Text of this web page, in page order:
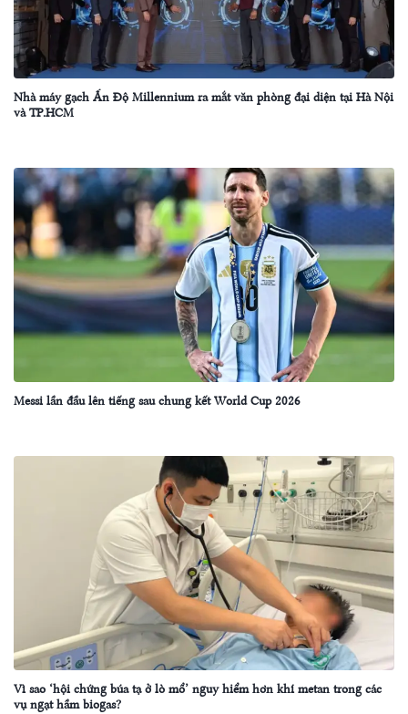
Nhà máy gạch Ấn Độ Millennium ra mắt văn phòng đại diện tại Hà Nội
và TP.HCM
Messi lần đầu lên tiếng sau chung kết World Cup 2026
Vì sao ‘hội chứng búa tạ ở lò mổ’ nguy hiểm hơn khí metan trong các
vụ ngạt hầm biogas?